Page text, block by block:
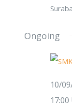
Ongoing
10/
17:00